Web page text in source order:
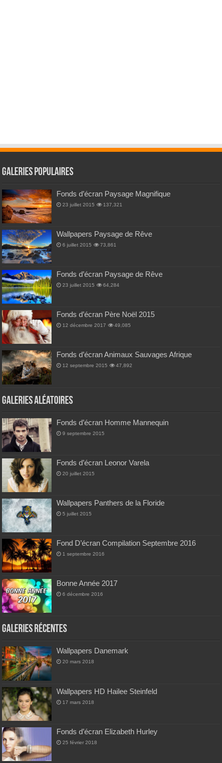
Galeries Populaires
Fonds d’écran Paysage Magnifique
23 juillet 2015 137,321
Wallpapers Paysage de Rêve
6 juillet 2015 73,861
Fonds d’écran Paysage de Rêve
23 juillet 2015 64,284
Fonds d’écran Père Noël 2015
12 décembre 2017 49,085
Fonds d’écran Animaux Sauvages Afrique
12 septembre 2015 47,892
Galeries Aléatoires
Fonds d’écran Homme Mannequin
9 septembre 2015
Fonds d’écran Leonor Varela
20 juillet 2015
Wallpapers Panthers de la Floride
5 juillet 2015
Fond D’écran Compilation Septembre 2016
1 septembre 2016
Bonne Année 2017
6 décembre 2016
Galeries Récentes
Wallpapers Danemark
20 mars 2018
Wallpapers HD Hailee Steinfeld
17 mars 2018
Fonds d’écran Elizabeth Hurley
25 février 2018